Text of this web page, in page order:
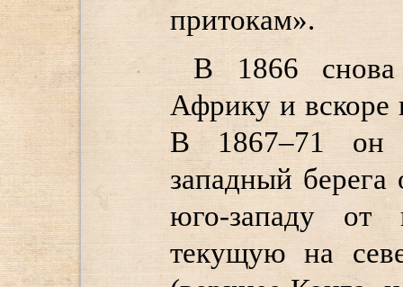
притокам».
В 1866
Африку и вскоре
В 1867–71 он
западный берега
юго-западу от
текущую на